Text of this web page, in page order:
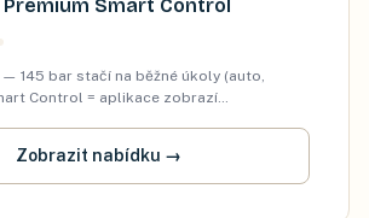
Smart Control
145 bar stačí na běžné úkoly (auto,
Control = aplikace zobrazí
Zobrazit nabídku →